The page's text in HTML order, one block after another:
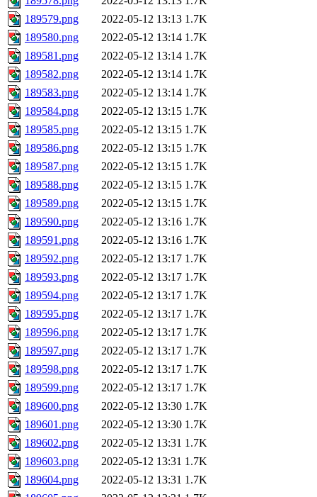
189579.png
2022-05-12 13:13 1.7K
189580.png
2022-05-12 13:14 1.7K
189581.png
2022-05-12 13:14 1.7K
189582.png
2022-05-12 13:14 1.7K
189583.png
2022-05-12 13:14 1.7K
189584.png
2022-05-12 13:15 1.7K
189585.png
2022-05-12 13:15 1.7K
189586.png
2022-05-12 13:15 1.7K
189587.png
2022-05-12 13:15 1.7K
189588.png
2022-05-12 13:15 1.7K
189589.png
2022-05-12 13:15 1.7K
189590.png
2022-05-12 13:16 1.7K
189591.png
2022-05-12 13:16 1.7K
189592.png
2022-05-12 13:17 1.7K
189593.png
2022-05-12 13:17 1.7K
189594.png
2022-05-12 13:17 1.7K
189595.png
2022-05-12 13:17 1.7K
189596.png
2022-05-12 13:17 1.7K
189597.png
2022-05-12 13:17 1.7K
189598.png
2022-05-12 13:17 1.7K
189599.png
2022-05-12 13:17 1.7K
189600.png
2022-05-12 13:30 1.7K
189601.png
2022-05-12 13:30 1.7K
189602.png
2022-05-12 13:31 1.7K
189603.png
2022-05-12 13:31 1.7K
189604.png
2022-05-12 13:31 1.7K